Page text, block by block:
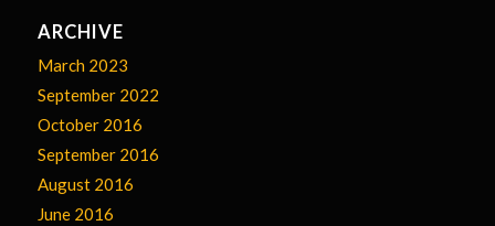
ARCHIVE
March 2023
September 2022
October 2016
September 2016
August 2016
June 2016